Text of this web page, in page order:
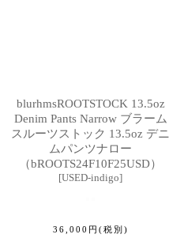
blurhmsROOTSTOCK 13.5oz
Denim Pants Narrow ブラーム
スルーツストック 13.5oz デニ
ムパンツナロー
（bROOTS24F10F25USD）
[USED-indigo]
36,000 円 (税別)